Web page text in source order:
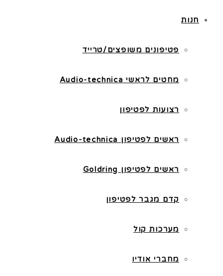
חנות
פטיפונים משופצים/טרייד
מחטים לראשי Audio-technica
רצועות לפטיפון
ראשים לפטיפון Audio-technica
ראשים לפטיפון Goldring
קדם מגבר לפטיפון
מערכות קול
מחברי אודיו